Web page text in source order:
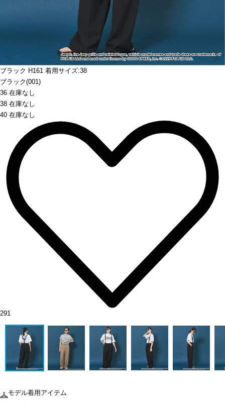
ブラック H161 着用サイズ:38
ブラック(001)
36 在庫なし
38 在庫なし
40 在庫なし
291
モデル着用アイテム